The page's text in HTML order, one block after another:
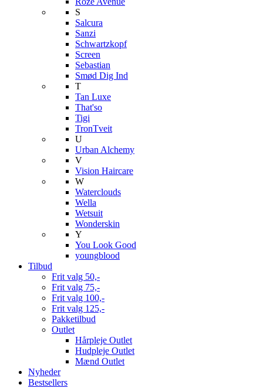
S
Salcura
Sanzi
Schwartzkopf
Screen
Sebastian
Smød Dig Ind
T
Tan Luxe
That'so
Tigi
TronTveit
U
Urban Alchemy
V
Vision Haircare
W
Waterclouds
Wella
Wetsuit
Wonderskin
Y
You Look Good
youngblood
Tilbud
Frit valg 50,-
Frit valg 75,-
Frit valg 100,-
Frit valg 125,-
Pakketilbud
Outlet
Hårpleje Outlet
Hudpleje Outlet
Mænd Outlet
Nyheder
Bestsellers